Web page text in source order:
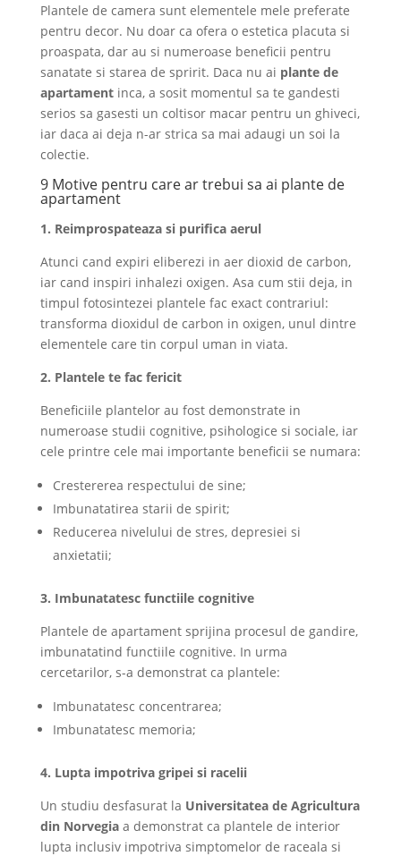
Plantele de camera sunt elementele mele preferate
pentru decor. Nu doar ca ofera o estetica placuta si
proaspata, dar au si numeroase beneficii pentru
sanatate si starea de spririt. Daca nu ai plante de
apartament inca, a sosit momentul sa te gandesti
serios sa gasesti un coltisor macar pentru un ghiveci,
iar daca ai deja n-ar strica sa mai adaugi un soi la
colectie.
9 Motive pentru care ar trebui sa ai plante de
apartament
1. Reimprospateaza si purifica aerul
Atunci cand expiri eliberezi in aer dioxid de carbon,
iar cand inspiri inhalezi oxigen. Asa cum stii deja, in
timpul fotosintezei plantele fac exact contrariul:
transforma dioxidul de carbon in oxigen, unul dintre
elementele care tin corpul uman in viata.
2. Plantele te fac fericit
Beneficiile plantelor au fost demonstrate in
numeroase studii cognitive, psihologice si sociale, iar
cele printre cele mai importante beneficii se numara:
Crestererea respectului de sine;
Imbunatatirea starii de spirit;
Reducerea nivelului de stres, depresiei si
anxietatii;
3. Imbunatatesc functiile cognitive
Plantele de apartament sprijina procesul de gandire,
imbunatatind functiile cognitive. In urma
cercetarilor, s-a demonstrat ca plantele:
Imbunatatesc concentrarea;
Imbunatatesc memoria;
4. Lupta impotriva gripei si racelii
Un studiu desfasurat la Universitatea de Agricultura
din Norvegiaa demonstrat ca plantele de interior
lupta inclusiv impotriva simptomelor de raceala si